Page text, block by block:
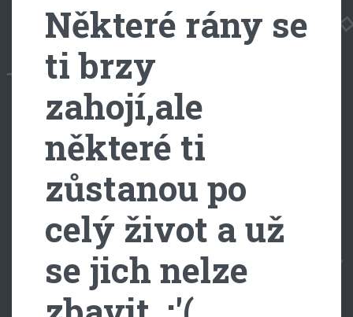
Některé rány se
ti brzy
zahojí,ale
některé ti
zůstanou po
celý život a už
se jich nelze